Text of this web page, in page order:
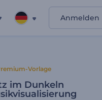
Anmelden
Vorlage
im Dunkeln